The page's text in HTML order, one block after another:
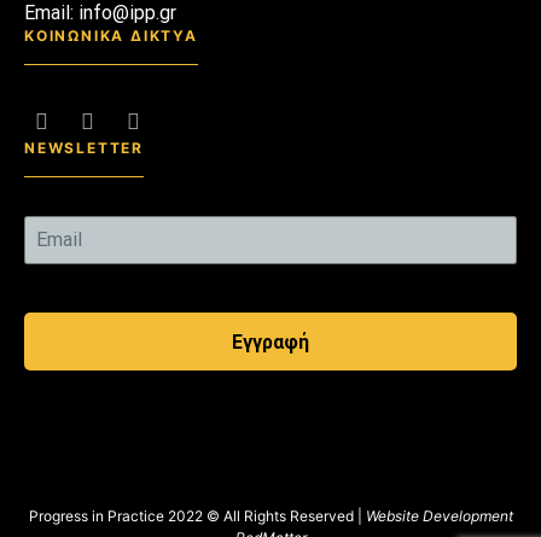
Email: info@ipp.gr
ΚΟΙΝΩΝΙΚΑ ΔΙΚΤΥΑ
NEWSLETTER
Εγγραφή
Progress in Practice 2022 © All Rights Reserved | Website Development